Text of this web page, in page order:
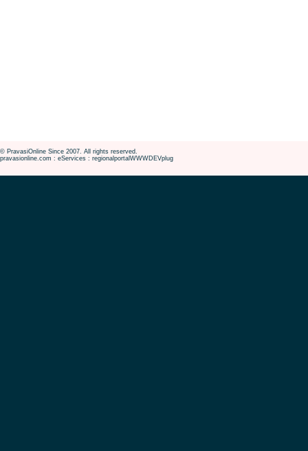
© PravasiOnline Since 2007. All rights reserved.
pravasionline.com : eServices : regionalportalWWWDEVplug